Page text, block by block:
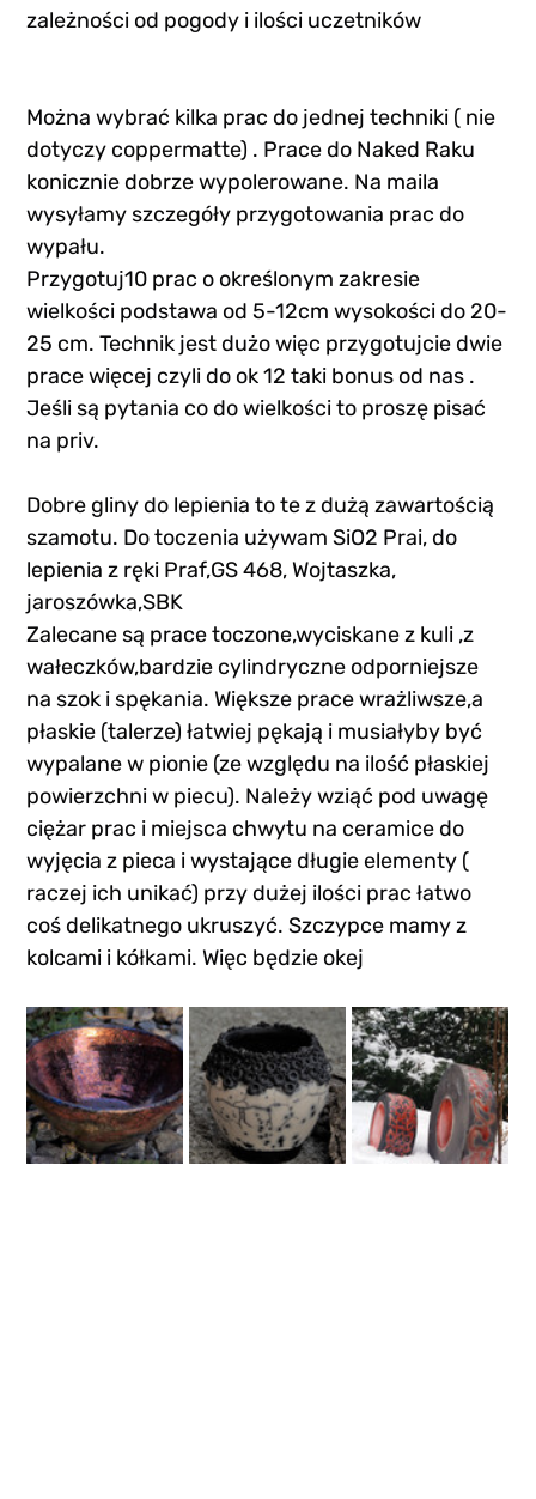
zależności od pogody i ilości uczetników
Można wybrać kilka prac do jednej techniki ( nie
dotyczy coppermatte) . Prace do Naked Raku
konicznie dobrze wypolerowane. Na maila
wysyłamy szczegóły przygotowania prac do
wypału.
Przygotuj10 prac o określonym zakresie
wielkości podstawa od 5-12cm wysokości do 20-
25 cm. Technik jest dużo więc przygotujcie dwie
prace więcej czyli do ok 12 taki bonus od nas .
Jeśli są pytania co do wielkości to proszę pisać
na priv.
Dobre gliny do lepienia to te z dużą zawartością
szamotu. Do toczenia używam SiO2 Prai, do
lepienia z ręki Praf,GS 468, Wojtaszka,
jaroszówka,SBK
Zalecane są prace toczone,wyciskane z kuli ,z
wałeczków,bardzie cylindryczne odporniejsze
na szok i spękania. Większe prace wrażliwsze,a
płaskie (talerze) łatwiej pękają i musiałyby być
wypalane w pionie (ze względu na ilość płaskiej
powierzchni w piecu). Należy wziąć pod uwagę
ciężar prac i miejsca chwytu na ceramice do
wyjęcia z pieca i wystające długie elementy (
raczej ich unikać) przy dużej ilości prac łatwo
coś delikatnego ukruszyć. Szczypce mamy z
kolcami i kółkami. Więc będzie okej